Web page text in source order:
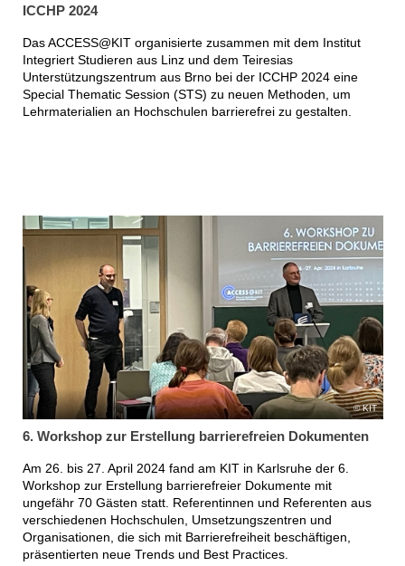
ICCHP 2024
Das ACCESS@KIT organisierte zusammen mit dem Institut
Integriert Studieren aus Linz und dem Teiresias
Unterstützungszentrum aus Brno bei der ICCHP 2024 eine
Special Thematic Session (STS) zu neuen Methoden, um
Lehrmaterialien an Hochschulen barrierefrei zu gestalten.
KIT
6. Workshop zur Erstellung barrierefreien Dokumenten
Am 26. bis 27. April 2024 fand am KIT in Karlsruhe der 6.
Workshop zur Erstellung barrierefreier Dokumente mit
ungefähr 70 Gästen statt. Referentinnen und Referenten aus
verschiedenen Hochschulen, Umsetzungszentren und
Organisationen, die sich mit Barrierefreiheit beschäftigen,
präsentierten neue Trends und Best Practices.